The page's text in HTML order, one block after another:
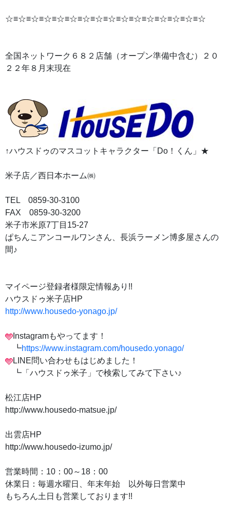
☆≡☆≡☆≡☆≡☆≡☆≡☆≡☆≡☆≡☆≡☆≡☆≡☆≡☆≡☆≡☆
全国ネットワーク６８２店舗（オープン準備中含む）２０
２２年８月末現在
↑ハウスドゥのマスコットキャラクター「Do！くん」★
米子店／西日本ホーム㈱
TEL 0859-30-3100
FAX 0859-30-3200
米子市米原7丁目15-27
ぱちんこアンコールワンさん、長浜ラーメン博多屋さんの
間♪
マイページ登録者様限定情報あり!!
ハウスドゥ米子店HP
http://www.housedo-yonago.jp/
Instagramもやってます！
┗https://www.instagram.com/housedo.yonago/
LINE問い合わせもはじめました！
┗「ハウスドゥ米子」で検索してみて下さい♪
松江店HP
http://www.housedo-matsue.jp/
出雲店HP
http://www.housedo-izumo.jp/
営業時間：10：00～18：00
休業日：毎週水曜日、年末年始 以外毎日営業中
もちろん土日も営業しております!!